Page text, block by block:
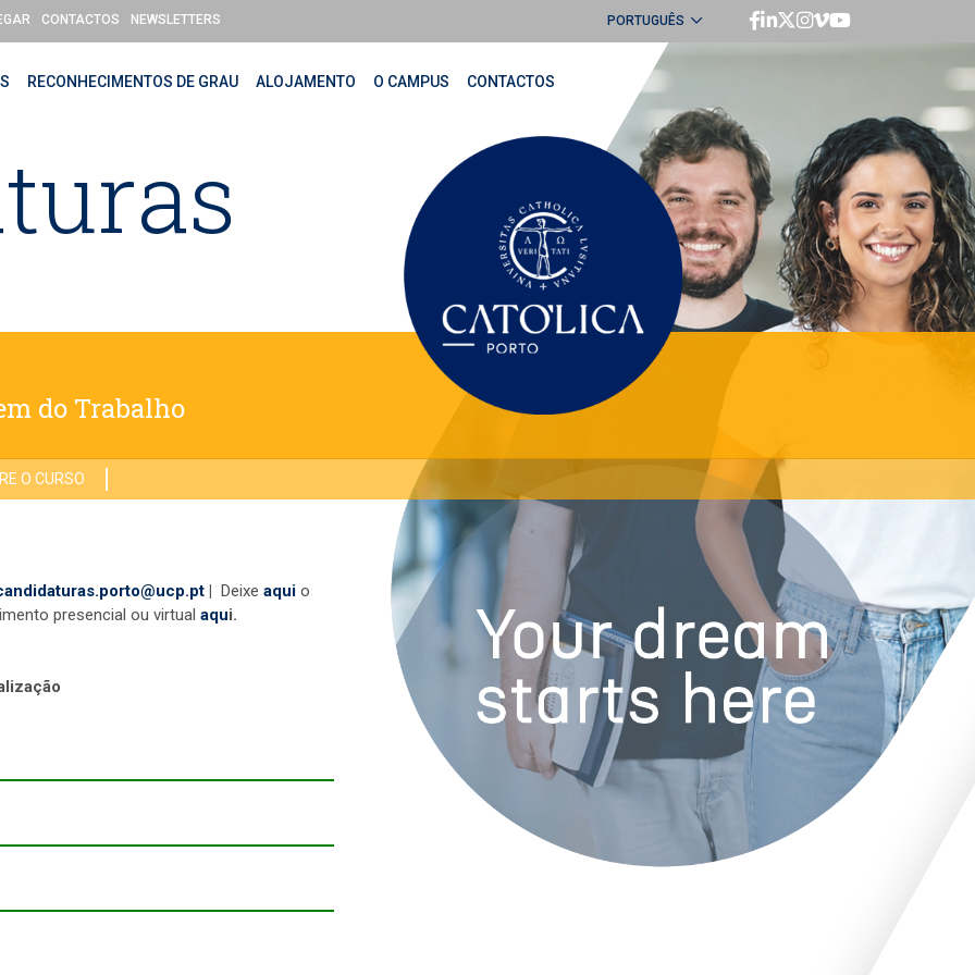
CONTACTOS NEWSLETTERS PORTUGUÊS
ENGLISH
RECONHECIMENTOS DE GRAU ALOJAMENTO O CAMPUS CONTACTOS
do Trabalho
O CURSO
| Deixe aqui o
presencial ou virtual aqui.